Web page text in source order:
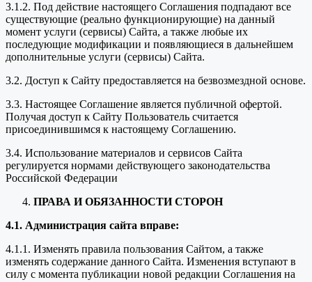
3.1.2. Под действие настоящего Соглашения подпадают все
существующие (реально функционирующие) на данный
момент услуги (сервисы) Сайта, а также любые их
последующие модификации и появляющиеся в дальнейшем
дополнительные услуги (сервисы) Сайта.
3.2. Доступ к Сайту предоставляется на безвозмездной основе.
3.3. Настоящее Соглашение является публичной офертой.
Получая доступ к Сайту Пользователь считается
присоединившимся к настоящему Соглашению.
3.4. Использование материалов и сервисов Сайта
регулируется нормами действующего законодательства
Российской Федерации
ПРАВА И ОБЯЗАННОСТИ СТОРОН
4.1. Администрация сайта вправе:
4.1.1. Изменять правила пользования Сайтом, а также
изменять содержание данного Сайта. Изменения вступают в
силу с момента публикации новой редакции Соглашения на